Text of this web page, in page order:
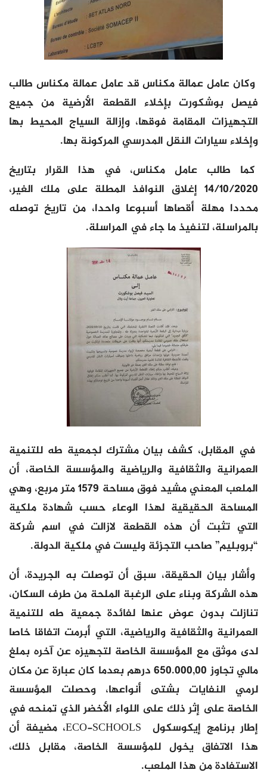
وكان عامل عمالة مكناس قد عامل عمالة مكناس طالب
فيصل بوشكورت بإخلاء القطعة الأرضية من جميع
التجهيزات المقامة فوقها، وإزالة السياج المحيط بها
وإخلاء سيارات النقل المدرسي المركونة بها.
كما طالب عامل مكناس، في هذا القرار بتاريخ
14/10/2020 إغلاق النوافذ المطلة على ملك الغير،
محددا مهلة أقصاها أسبوعا واحدا، من تاريخ توصله
بالمراسلة، لتنفيذ ما جاء في المراسلة.
في المقابل، كشف بيان مشترك لجمعية طه للتنمية
العمرانية والثقافية والرياضية والمؤسسة الخاصة، أن
الملعب المعني مشيد فوق مساحة 1579 متر مربع، وهي
المساحة الحقيقية لهذا الوعاء حسب شهادة ملكية
التي تثبت أن هذه القطعة لازالت في اسم شركة
“بروبليم” صاحب التجزئة وليست في ملكية الدولة.
وأشار بيان الحقيقة، سبق أن توصلت به الجريدة، أن
هذه الشركة وبناء على الرغبة الملحة من طرف السكان،
تنازلت بدون عوض عنها لفائدة جمعية طه للتنمية
العمرانية والثقافية والرياضية، التي أبرمت اتفاقا خاصا
لدى موثق مع المؤسسة الخاصة لتجهيزه عن آخره بملغ
مالي تجاوز 650.000,00 درهم بعدما كان عبارة عن مكان
لرمي النفايات بشتى أنواعها، وحصلت المؤسسة
الخاصة على إثر ذلك على اللواء الأخضر الذي تمنحه في
إطار برنامج إيكوسكول ECO-SCHOOLS، مضيفة أن
هذا الاتفاق يخول للمؤسسة الخاصة، مقابل ذلك،
الاستفادة من هذا الملعب.